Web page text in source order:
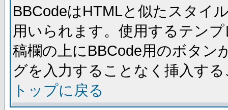
BBCodeはHTMLと似たスタイ
用いられます。使用するテン
稿欄の上にBBCode用のボタン
グを入力することなく挿入す
トップに戻る